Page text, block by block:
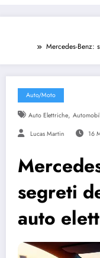
Mercedes-Benz:
Auto/Moto
Auto Elettriche,
Lucas Martin 16
segreti
auto